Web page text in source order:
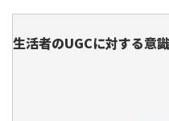
生活者のUGCに対する意